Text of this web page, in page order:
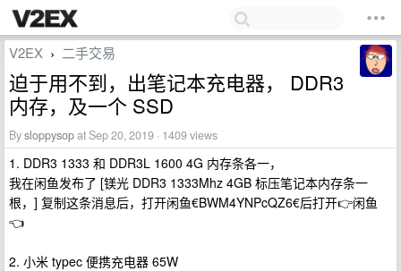
V2EX › 二手交易
迫于用不到，出笔记本充电器， DDR3
内存，及一个 SSD
Bysloppysopat Sep 20, 2019 · 1409 views
1. DDR3 1333 和 DDR3L 1600 4G 内存条各一，
我在闲鱼发布了 [镁光 DDR3 1333Mhz 4GB 标压笔记本内存条一
根，] 复制这条消息后，打开闲鱼€BWM4YNPcQZ6€后打开👉闲鱼
👈
2. 小米 typec 便携充电器 65W